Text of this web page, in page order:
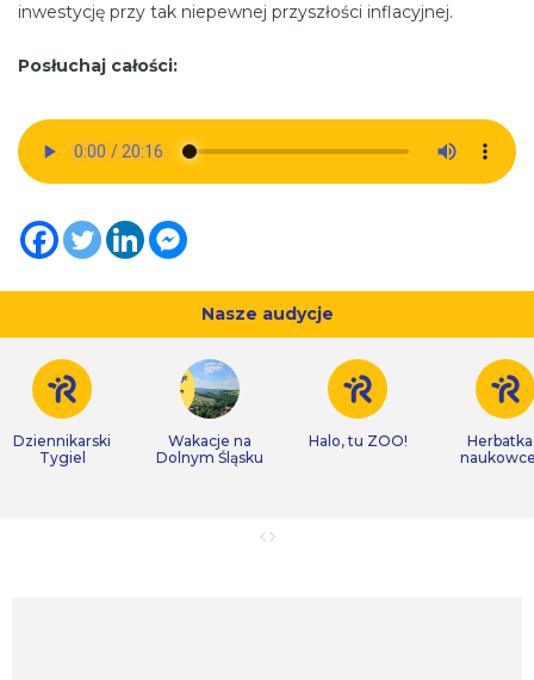
inwestycję przy tak niepewnej przyszłości inflacyjnej.
Posłuchaj całości:
Nasze audycje
Dziennikarski
Tygiel
Wakacje na
Dolnym Śląsku
Halo, tu ZOO!